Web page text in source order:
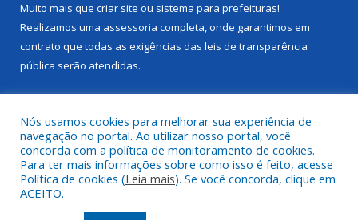
Muito mais que criar site ou sistema para prefeituras!
Realizamos uma assessoria completa, onde garantimos em
contrato que todas as exigências das leis de transparência
pública serão atendidas.
Todos os direitos reservados a Câmara Municipal de Juruti.
Nós usamos cookies para melhorar sua experiência de
navegação no portal. Ao utilizar nosso portal, você
concorda com a política de monitoramento de cookies.
Para ter mais informações sobre como isso é feito, acesse
Política de cookies (Leia mais). Se você concorda, clique em
ACEITO.